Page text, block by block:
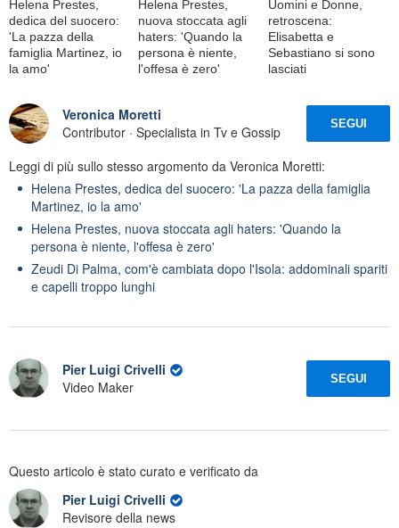
Helena Prestes,
dedica del suocero:
'La pazza della
famiglia Martinez, io
la amo'
Helena Prestes,
nuova stoccata agli
haters: 'Quando la
persona è niente,
l'offesa è zero'
Uomini e Donne,
retroscena:
Elisabetta e
Sebastiano si sono
lasciati
Veronica Moretti
Contributor · Specialista in Tv e Gossip
SEGUI
Leggi di più sullo stesso argomento da Veronica Moretti:
Helena Prestes, dedica del suocero: 'La pazza della famiglia
Martinez, io la amo'
Helena Prestes, nuova stoccata agli haters: 'Quando la
persona è niente, l'offesa è zero'
Zeudi Di Palma, com'è cambiata dopo l'Isola: addominali spariti
e capelli troppo lunghi
Pier Luigi Crivelli
Video Maker
SEGUI
Questo articolo è stato curato e verificato da
Pier Luigi Crivelli
Revisore della news